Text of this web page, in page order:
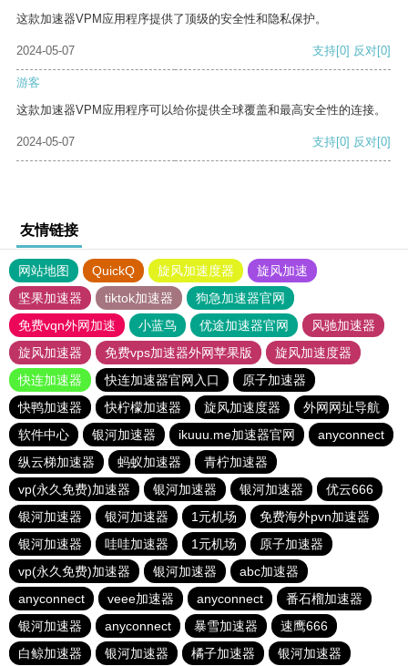
这款加速器VPM应用程序提供了顶级的安全性和隐私保护。
2024-05-07 支持[0] 反对[0]
游客
这款加速器VPM应用程序可以给你提供全球覆盖和最高安全性的连接。
2024-05-07 支持[0] 反对[0]
友情链接
网站地图 QuickQ 旋风加速度器
旋风加速
坚果加速器
tiktok加速器
狗急加速器官网
免费vqn外网加速
小蓝鸟 优途加速器官网
风驰加速器
旋风加速器
免费vps加速器外网苹果版
旋风加速度器
快连加速器
快连加速器官网入口
原子加速器
快鸭加速器
快柠檬加速器 旋风加速度器
外网网址导航
软件中心
银河加速器 ikuuu.me加速器官网
anyconnect
纵云梯加速器
蚂蚁加速器
青柠加速器
vp(永久免费)加速器
银河加速器 银河加速器
优云666
银河加速器
银河加速器 1元机场
免费海外pvn加速器
银河加速器
哇哇加速器 1元机场
原子加速器
vp(永久免费)加速器
银河加速器
abc加速器
anyconnect
veee加速器 anyconnect
番石榴加速器
银河加速器
anyconnect 暴雪加速器
速鹰666
白鲸加速器
银河加速器 橘子加速器 银河加速器